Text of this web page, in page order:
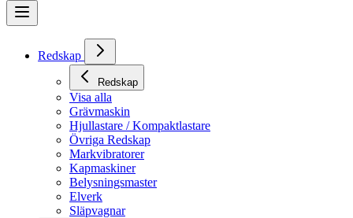
Redskap
Redskap
Visa alla
Grävmaskin
Hjullastare / Kompaktlastare
Övriga Redskap
Markvibratorer
Kapmaskiner
Belysningsmaster
Elverk
Släpvagnar